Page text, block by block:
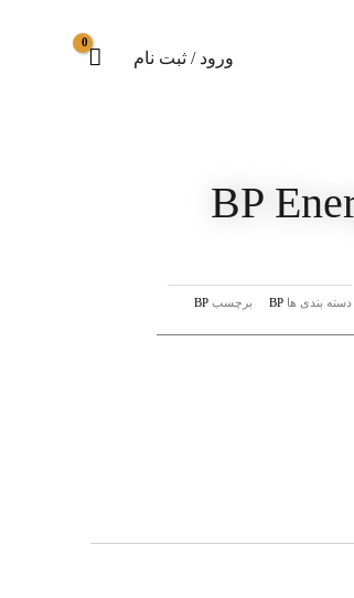
ورود / ثبت نام
BP
دسته بندی ها BP برچسب BP